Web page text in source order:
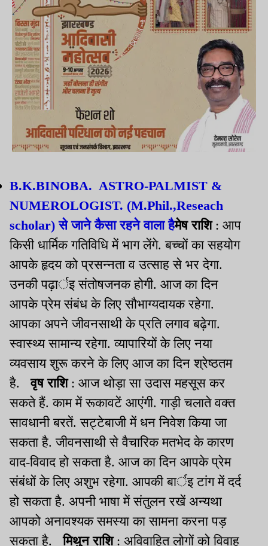
B.K.BINOBA. ASTRO-PALMIST &
NUMEROLOGIST. (M.Phil.,Reseach
scholar) से जाने कैसा रहने वाला हैमेष राशि: आप
किसी धार्मिक गतिविधि में भाग लेंगे. बच्चों का सहयोग
आपके हृदय को प्रसन्नता व उत्साह से भर देगा.
उनकी पढ़ार्इ संतोषजनक होगी. आज का दिन
आपके प्रेम संबंध के लिए सौभाग्यदायक रहेगा.
आपका अपने जीवनसाथी के प्रति लगाव बढ़ेगा.
स्वास्थ्य सामान्य रहेगा. व्यापारियों के लिए नया
व्यवसाय शुरू करने के लिए आज का दिन श्रेष्ठतम
है.वृष राशि: आज थोड़ा सा उदास महसूस कर
सकते हैं. काम में रूकावटें आएंगी. गाड़ी चलाते वक्त
सावधानी बरतें. सट्टेबाजी में धन निवेश किया जा
सकता है. जीवनसाथी से वैचारिक मतभेद के कारण
वाद-विवाद हो सकता है. आज का दिन आपके प्रेम
संबंधों के लिए अशुभ रहेगा. आपकी बार्इ टांग में दर्द
हो सकता है. अपनी भाषा में संतुलन रखें अन्यथा
आपको अनावश्यक समस्या का सामना करना पड़
सकता है.मिथुन राशि: अविवाहित लोगों को विवाह